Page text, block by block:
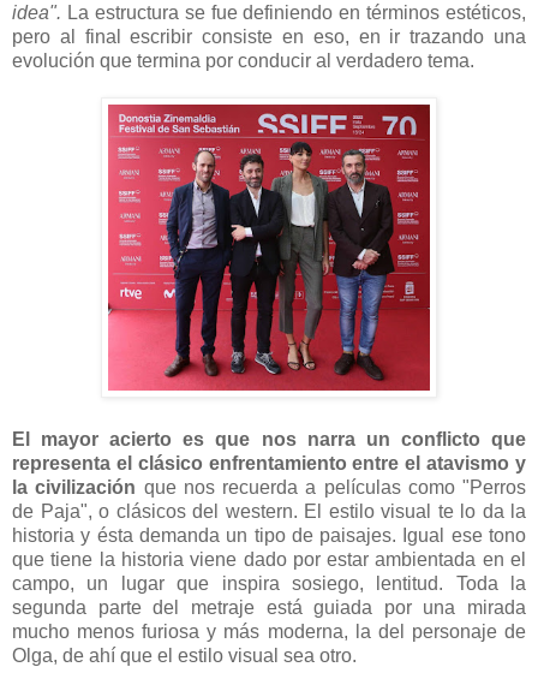
idea". La estructura se fue definiendo en términos estéticos,
pero al final escribir consiste en eso, en ir trazando una
evolución que termina por conducir al verdadero tema.
El mayor acierto es que nos narra un conflicto que
representa el clásico enfrentamiento entre el atavismo y
la civilización que nos recuerda a películas como "Perros
de Paja", o clásicos del western. El estilo visual te lo da la
historia y ésta demanda un tipo de paisajes. Igual ese tono
que tiene la historia viene dado por estar ambientada en el
campo, un lugar que inspira sosiego, lentitud. Toda la
segunda parte del metraje está guiada por una mirada
mucho menos furiosa y más moderna, la del personaje de
Olga, de ahí que el estilo visual sea otro.